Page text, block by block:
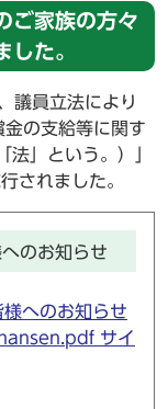
ご家族の方々
した。
員立法により
金の支給等に関す
」という。）」
されました。
のお知らせ
へのお知らせ
サイ